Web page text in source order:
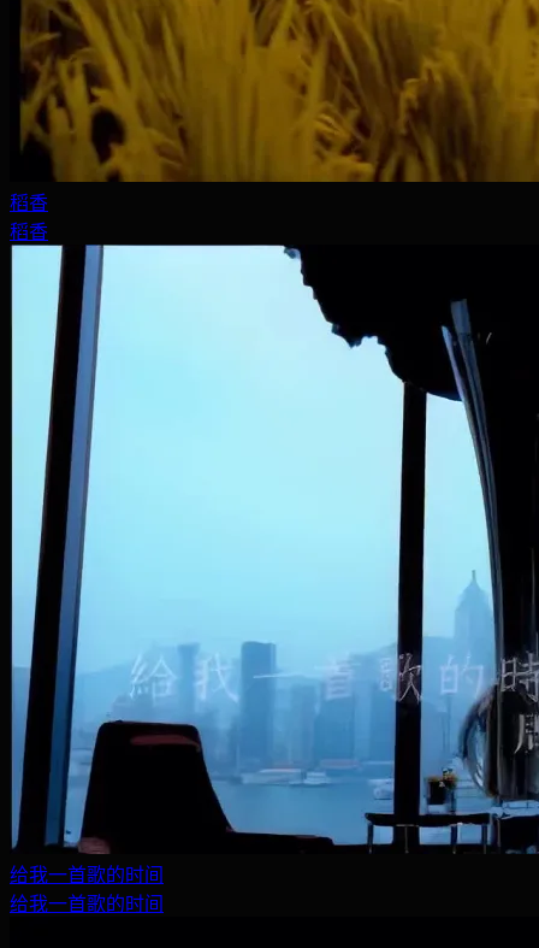
稻香
稻香
给我一首歌的时间
给我一首歌的时间